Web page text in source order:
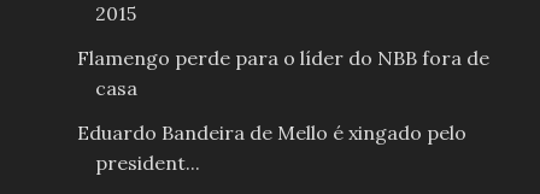
2015
Flamengo perde para o líder do NBB fora de
casa
Eduardo Bandeira de Mello é xingado pelo
president...